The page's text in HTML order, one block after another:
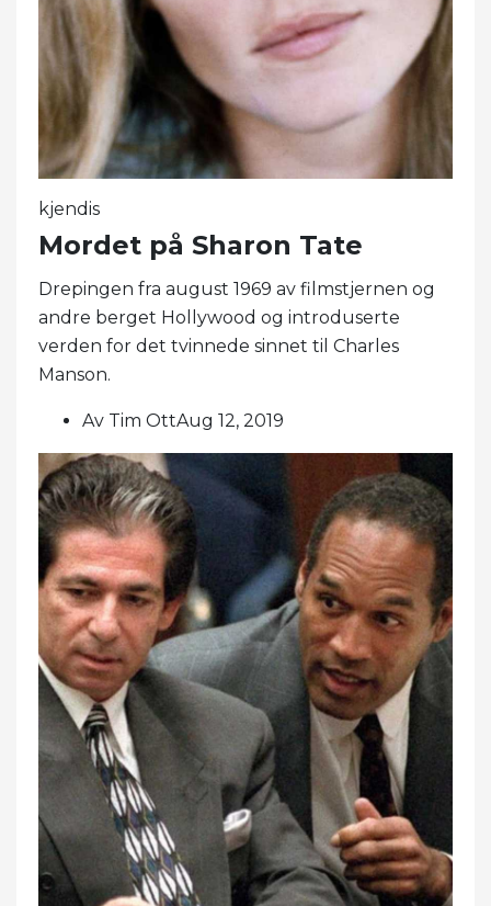
kjendis
Mordet på Sharon Tate
Drepingen fra august 1969 av filmstjernen og
andre berget Hollywood og introduserte
verden for det tvinnede sinnet til Charles
Manson.
Av Tim OttAug 12, 2019